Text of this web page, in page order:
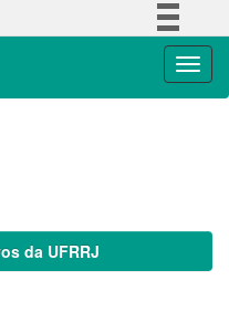
da UFRRJ